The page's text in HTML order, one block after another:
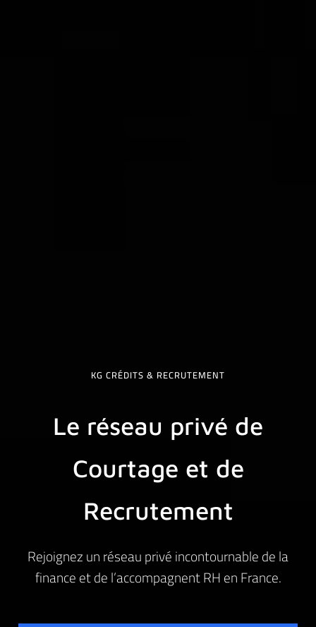
KG CRÉDITS & RECRUTEMENT
Le réseau privé de
Courtage et de
Recrutement
Rejoignez un réseau privé incontournable de la
finance et de l’accompagnent RH en France.